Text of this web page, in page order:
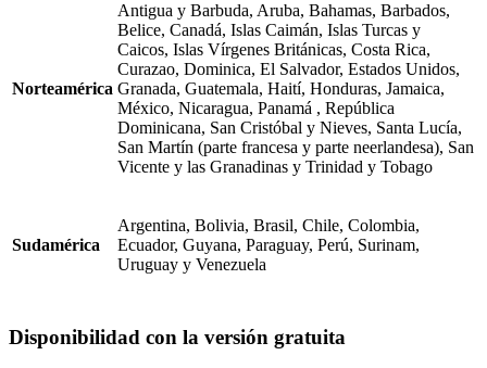
Norteamérica
Antigua y Barbuda, Aruba, Bahamas, Barbados,
Belice, Canadá, Islas Caimán, Islas Turcas y
Caicos, Islas Vírgenes Británicas, Costa Rica,
Curazao, Dominica, El Salvador, Estados Unidos,
Granada, Guatemala, Haití, Honduras, Jamaica,
México, Nicaragua, Panamá , República
Dominicana, San Cristóbal y Nieves, Santa Lucía,
San Martín (parte francesa y parte neerlandesa), San
Vicente y las Granadinas y Trinidad y Tobago
Sudamérica
Argentina, Bolivia, Brasil, Chile, Colombia,
Ecuador, Guyana, Paraguay, Perú, Surinam,
Uruguay y Venezuela
Disponibilidad con la versión gratuita